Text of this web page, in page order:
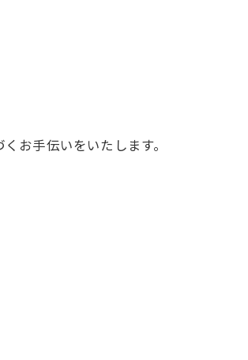
お手伝いをいたします。